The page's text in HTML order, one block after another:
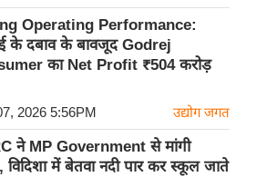
Operating Performance:
के दबाव के बावजूद Godrej
का Net Profit ₹504 करोड़
2026 5:56PM उद्योग जगत
ने MP Government से मांगी
विदिशा में बेतवा नदी पार कर स्कूल जाते